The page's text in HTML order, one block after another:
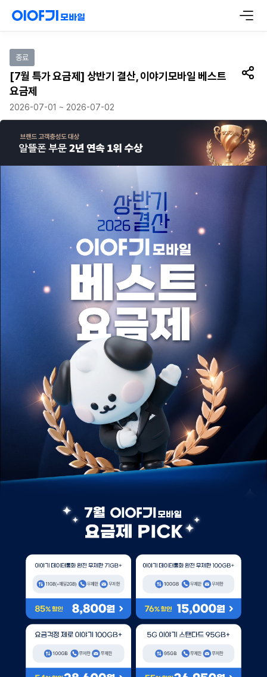
종료
[7월 특가 요금제] 상반기 결산, 이야기모바일 베스트
요금제
공유
2026-07-01 ~ 2026-07-02
2026 상반기 결산 이야기모바일 베스트 요금제
7월 이야기모바일 요금제 PICK
이야기 데이터통화 완전 무제한 71GB 데이터 : 71GB 통화 : 무제한 문
이야기 데이터통화 완전 무제한